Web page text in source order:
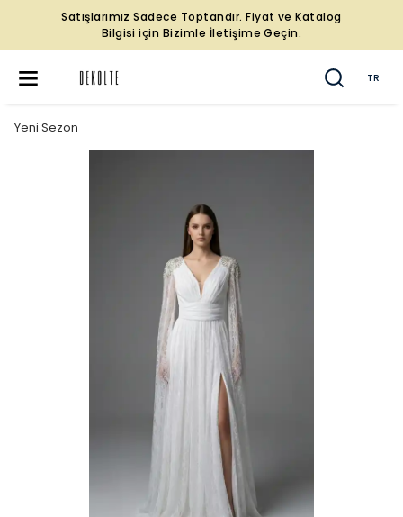
Satışlarımız Sadece Toptandır. Fiyat ve Katalog
Bilgisi için Bizimle İletişime Geçin.
TR
Yeni Sezon